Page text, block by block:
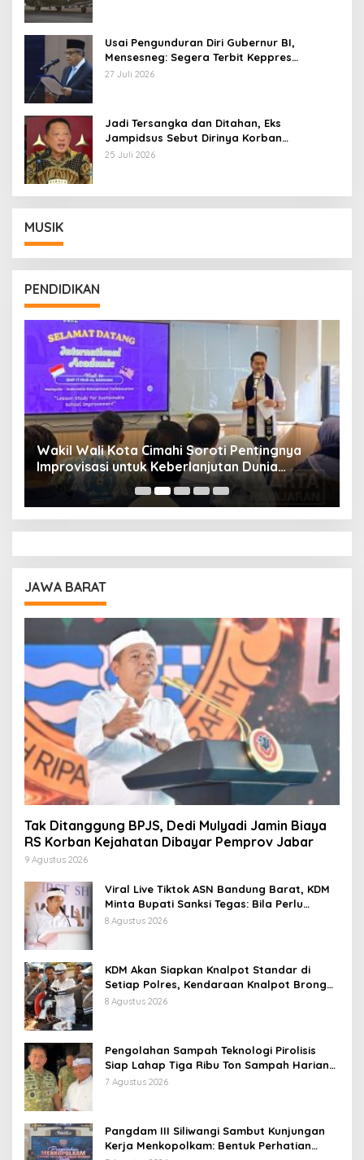
Usai Pengunduran Diri Gubernur BI,
Mensesneg: Segera Terbit Keppres
Pemberhentian dengan Hormat
27 Juli 2026
Jadi Tersangka dan Ditahan, Eks
Jampidsus Sebut Dirinya Korban
Kriminalisasi
25 Juli 2026
MUSIK
PENDIDIKAN
Wakil Wali Kota Cimahi Soroti Pentingnya
Improvisasi untuk Keberlanjutan Dunia
Pendidikan
JAWA BARAT
Tak Ditanggung BPJS, Dedi Mulyadi Jamin Biaya
RS Korban Kejahatan Dibayar Pemprov Jabar
9 Agustus 2026
Viral Live Tiktok ASN Bandung Barat, KDM
Minta Bupati Sanksi Tegas: Bila Perlu
Pemberhentian
8 Agustus 2026
KDM Akan Siapkan Knalpot Standar di
Setiap Polres, Kendaraan Knalpot Brong
Tertangkap Langsung Ganti
8 Agustus 2026
Pengolahan Sampah Teknologi Pirolisis
Siap Lahap Tiga Ribu Ton Sampah Harian
Jawa Barat
7 Agustus 2026
Pangdam III Siliwangi Sambut Kunjungan
Kerja Menkopolkam: Bentuk Perhatian